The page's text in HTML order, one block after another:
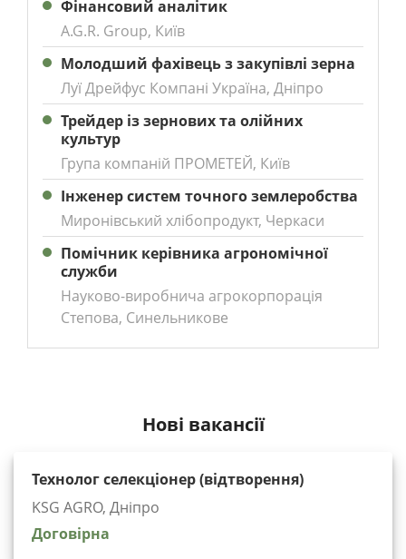
Фінансовий аналітик
A.G.R. Group, Київ
Молодший фахівець з закупівлі зерна
Луї Дрейфус Компані Україна, Дніпро
Трейдер із зернових та олійних
культур
Група компаній ПРОМЕТЕЙ, Київ
Інженер систем точного землеробства
Миронівський хлібопродукт, Черкаси
Помічник керівника агрономічної
служби
Науково-виробнича агрокорпорація
Степова, Синельникове
Нові вакансії
Технолог селекціонер (відтворення)
KSG AGRO, Дніпро
Договірна